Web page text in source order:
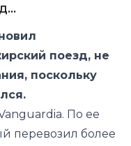
поезд, не
поскольку
По ее
перевозил более